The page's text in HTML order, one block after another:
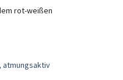
rot-weißen
atmungsaktiv